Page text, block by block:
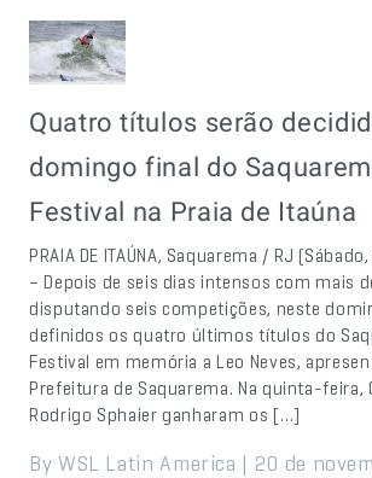
Quatro títulos serão
domingo final do
Festival na Praia de Itaúna
PRAIA DE ITAÚNA, Saquarema / RJ
– Depois de seis dias intensos com mais
disputando seis competições, neste
definidos os quatro últimos títulos do
Festival em memória a Leo Neves,
Prefeitura de Saquarema. Na quinta-feira,
Rodrigo Sphaier ganharam os […]
By WSL Latin America | 20 de